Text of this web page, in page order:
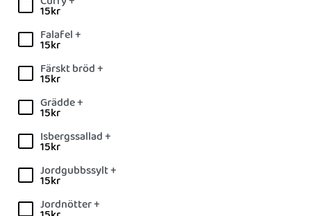
15kr
Falafel +
15kr
Färskt bröd +
15kr
Grädde +
15kr
Isbergssallad +
15kr
Jordgubbssylt +
15kr
Jordnötter +